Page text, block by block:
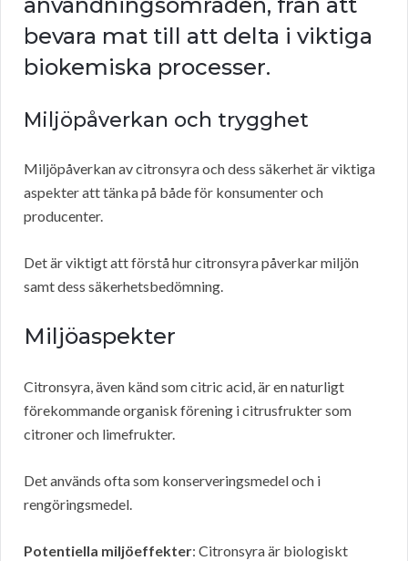
bevara mat till att delta i viktiga
biokemiska processer.
Miljöpåverkan och trygghet
Miljöpåverkan av citronsyra och dess säkerhet är viktiga
aspekter att tänka på både för konsumenter och
producenter.
Det är viktigt att förstå hur citronsyra påverkar miljön
samt dess säkerhetsbedömning.
Miljöaspekter
Citronsyra, även känd som citric acid, är en naturligt
förekommande organisk förening i citrusfrukter som
citroner och limefrukter.
Det används ofta som konserveringsmedel och i
rengöringsmedel.
Potentiella miljöeffekter: Citronsyra är biologiskt